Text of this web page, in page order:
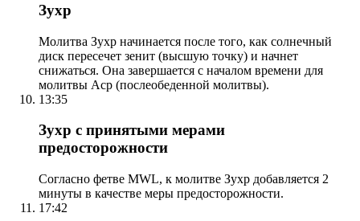
Зухр
Молитва Зухр начинается после того, как солнечный
диск пересечет зенит (высшую точку) и начнет
снижаться. Она завершается с началом времени для
молитвы Аср (послеобеденной молитвы).
13:35
Зухр с принятыми мерами
предосторожности
Согласно фетве MWL, к молитве Зухр добавляется 2
минуты в качестве меры предосторожности.
17:42